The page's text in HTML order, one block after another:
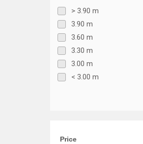
> 3.90 m
3.90 m
3.60 m
3.30 m
3.00 m
< 3.00 m
Price